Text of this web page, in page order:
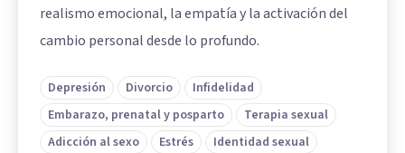
realismo emocional, la empatía y la activación del
cambio personal desde lo profundo.
Depresión Divorcio
Infidelidad
Embarazo, prenatal y posparto
Terapia sexual
Adicción al sexo
Estrés
Identidad sexual